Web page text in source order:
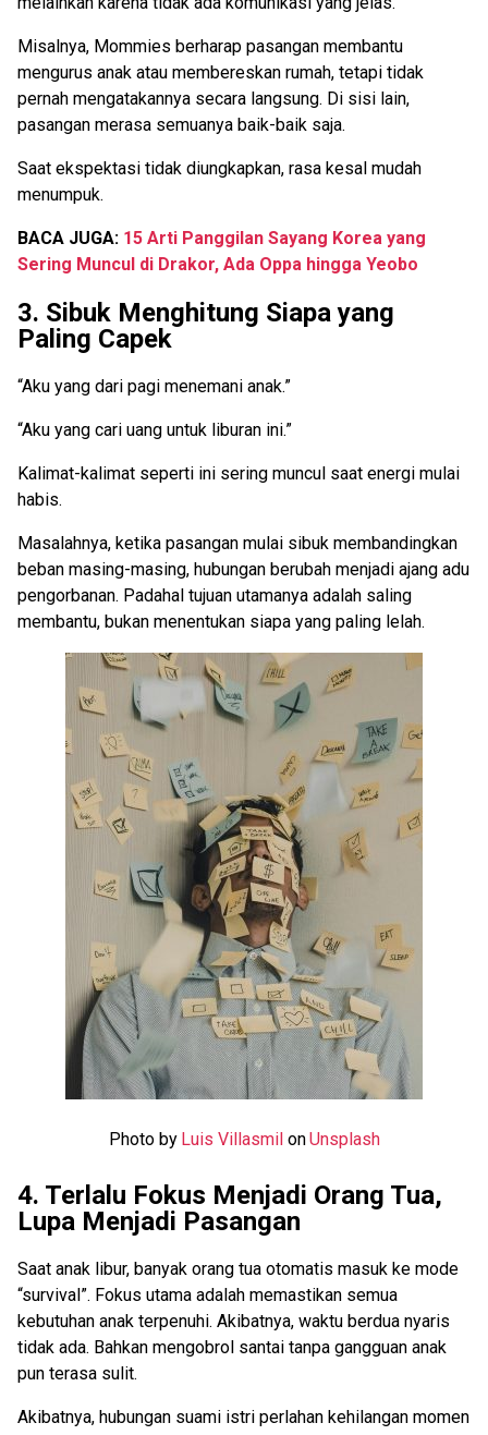
Misalnya, Mommies berharap pasangan membantu
mengurus anak atau membereskan rumah, tetapi tidak
pernah mengatakannya secara langsung. Di sisi lain,
pasangan merasa semuanya baik-baik saja.
Saat ekspektasi tidak diungkapkan, rasa kesal mudah
menumpuk.
BACA JUGA: 15 Arti Panggilan Sayang Korea yang
Sering Muncul di Drakor, Ada Oppa hingga Yeobo
3. Sibuk Menghitung Siapa yang
Paling Capek
“Aku yang dari pagi menemani anak.”
“Aku yang cari uang untuk liburan ini.”
Kalimat-kalimat seperti ini sering muncul saat energi mulai
habis.
Masalahnya, ketika pasangan mulai sibuk membandingkan
beban masing-masing, hubungan berubah menjadi ajang adu
pengorbanan. Padahal tujuan utamanya adalah saling
membantu, bukan menentukan siapa yang paling lelah.
Photo by Luis VillasmilonUnsplash
4. Terlalu Fokus Menjadi Orang Tua,
Lupa Menjadi Pasangan
Saat anak libur, banyak orang tua otomatis masuk ke mode
“survival”. Fokus utama adalah memastikan semua
kebutuhan anak terpenuhi. Akibatnya, waktu berdua nyaris
tidak ada. Bahkan mengobrol santai tanpa gangguan anak
pun terasa sulit.
Akibatnya, hubungan suami istri perlahan kehilangan momen